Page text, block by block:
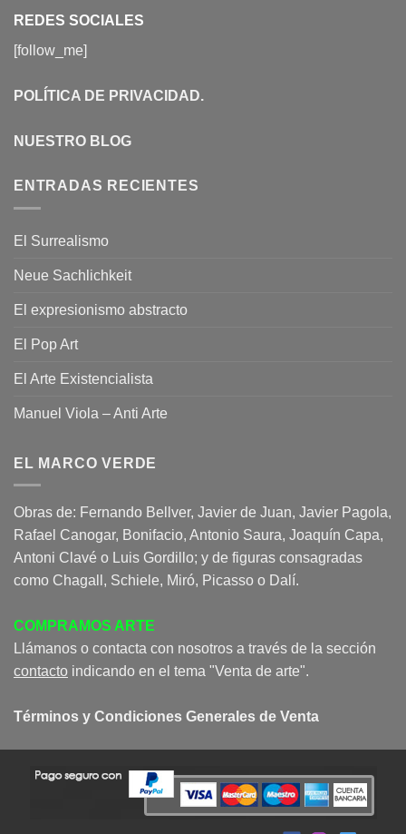
REDES SOCIALES
[follow_me]
POLÍTICA DE PRIVACIDAD.
NUESTRO BLOG
ENTRADAS RECIENTES
El Surrealismo
Neue Sachlichkeit
El expresionismo abstracto
El Pop Art
El Arte Existencialista
Manuel Viola – Anti Arte
EL MARCO VERDE
Obras de: Fernando Bellver, Javier de Juan, Javier Pagola,
Rafael Canogar, Bonifacio, Antonio Saura, Joaquín Capa,
Antoni Clavé o Luis Gordillo; y de figuras consagradas
como Chagall, Schiele, Miró, Picasso o Dalí.
COMPRAMOS ARTE
Llámanos o contacta con nosotros a través de la sección
contacto indicando en el tema "Venta de arte".
Términos y Condiciones Generales de Venta